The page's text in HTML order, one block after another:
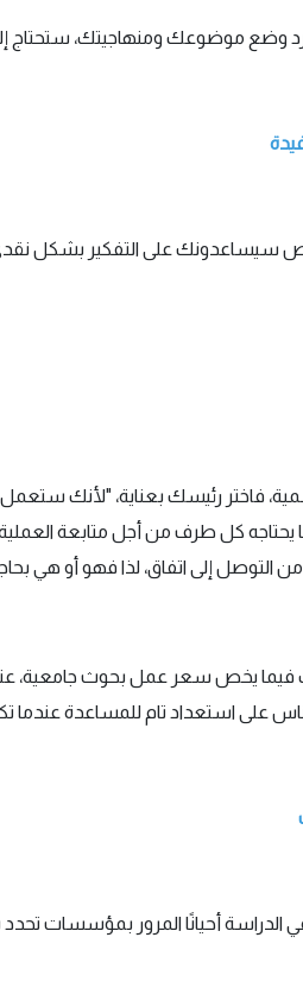
وضع موضوعك ومنهاجيتك،
سيساعدونك على التفكير بشكل
فاختر رئيسك بعناية، "لأنك
يحتاجه كل طرف من أجل متابعة
من التوصل إلى اتفاق، لذا فهو أو هي
فيما يخص سعر عمل بحوث جامعية،
على استعداد تام للمساعدة
الدراسة أحيانًا المرور بمؤسسات